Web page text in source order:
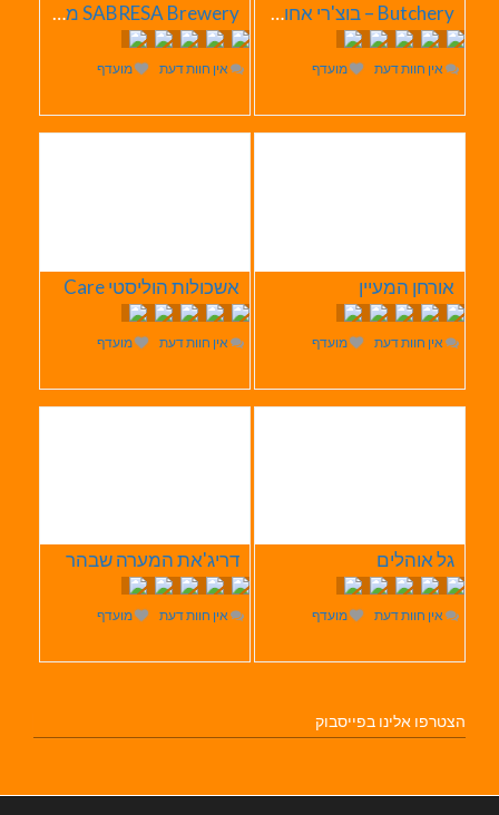
Butchery – בוצ'רי אחוזת הבשר
אין חוות דעת מועדף
SABRESA Brewery מבשלת שיכר | מבשלת בירה
אין חוות דעת מועדף
אורחן המעיין
אין חוות דעת מועדף
אשכולות הוליסטי Care
אין חוות דעת מועדף
גל אוהלים
אין חוות דעת מועדף
דריג'את המערה שבהר
אין חוות דעת מועדף
הצטרפו אלינו בפייסבוק